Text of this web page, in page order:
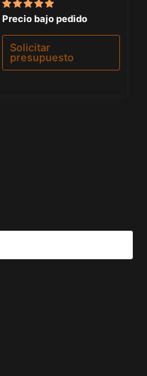
Valorado
con
5.00
de 5
Precio bajo pedido
Solicitar
presupuesto